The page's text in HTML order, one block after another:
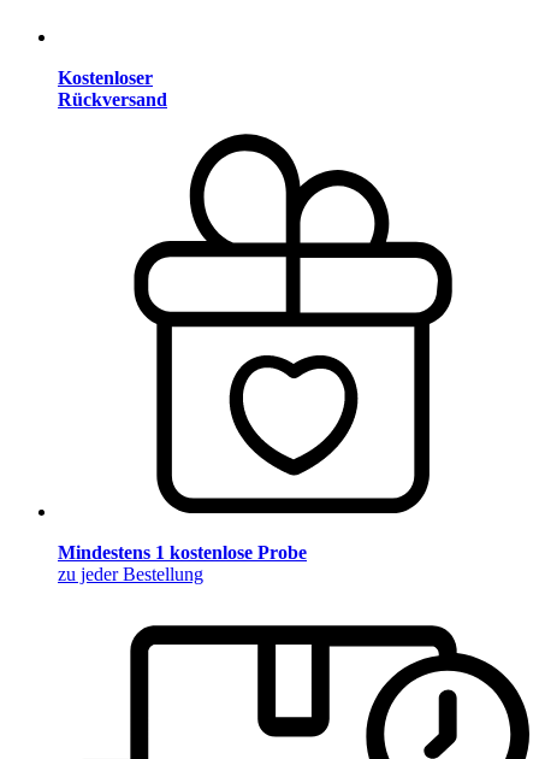
Kostenloser
Rückversand
Mindestens 1 kostenlose Probe
zu jeder Bestellung